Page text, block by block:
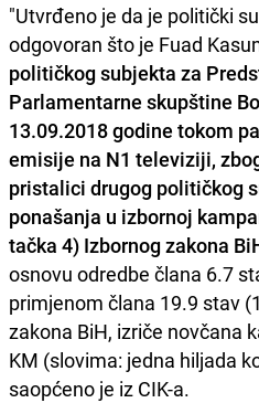
"Utvrđeno je da je politički
odgovoran što je Fuad
političkog subjekta za
Parlamentarne skupštine
13.09.2018 godine tokom
emisije na N1 televiziji,
pristalici drugog političkog
ponašanja u izbornoj
tačka 4) Izbornog zakona
osnovu odredbe člana 6.7
primjenom člana 19.9 stav
zakona BiH, izriče novčana
KM (slovima: jedna hiljada
saopćeno je iz CIK-a.